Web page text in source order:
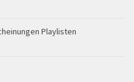
Playlisten